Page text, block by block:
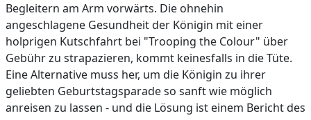
Begleitern am Arm vorwärts. Die ohnehin
angeschlagene Gesundheit der Königin mit einer
holprigen Kutschfahrt bei "Trooping the Colour" über
Gebühr zu strapazieren, kommt keinesfalls in die Tüte.
Eine Alternative muss her, um die Königin zu ihrer
geliebten Geburtstagsparade so sanft wie möglich
anreisen zu lassen - und die Lösung ist einem Bericht des